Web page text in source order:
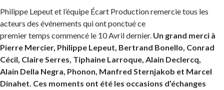
Philippe Lepeut et l’équipe Écart Production remercie tous les
acteurs des événements qui ont ponctué ce
premier temps commencé le 10 Avril dernier. Un grand merci à
Pierre Mercier, Philippe Lepeut, Bertrand Bonello, Conrad
Cécil, Claire Serres, Tiphaine Larroque, Alain Declercq,
Alain Della Negra, Phonon, Manfred Sternjakob et Marcel
Dinahet. Ces moments ont été les occasions d’échanges